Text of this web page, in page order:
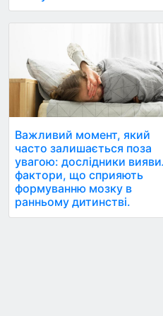
Важливий момент, який
часто залишається поза
увагою: дослідники
фактори, що сприяють
формуванню мозку в
ранньому дитинстві.